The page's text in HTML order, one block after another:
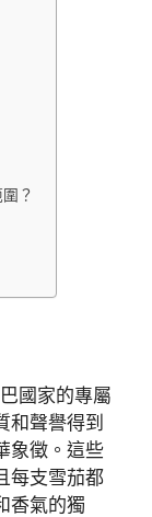
？
國家的專屬
和聲譽得到
象徵。這些
每支雪茄都
香氣的獨